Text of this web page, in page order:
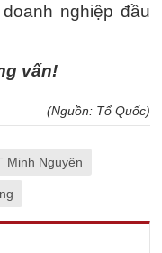
nghiệp đầu
vấn!
(Nguồn: Tổ Quốc)
Minh Nguyên